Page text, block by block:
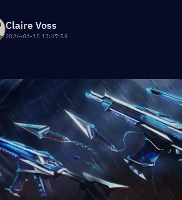
Claire Voss
2026-04-15 13:47:59